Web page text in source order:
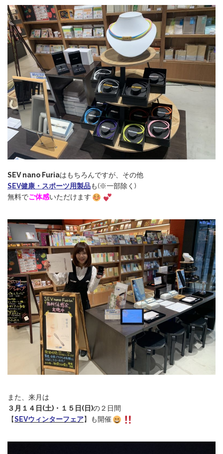
SEV nano Furiaはもちろんですが、その他
SEV健康・スポーツ用製品も(※一部除く)
無料でご体感いただけます
また、来月は
３月１４日(土)・１５日(日)の２日間
【SEVウィンターフェア】も開催